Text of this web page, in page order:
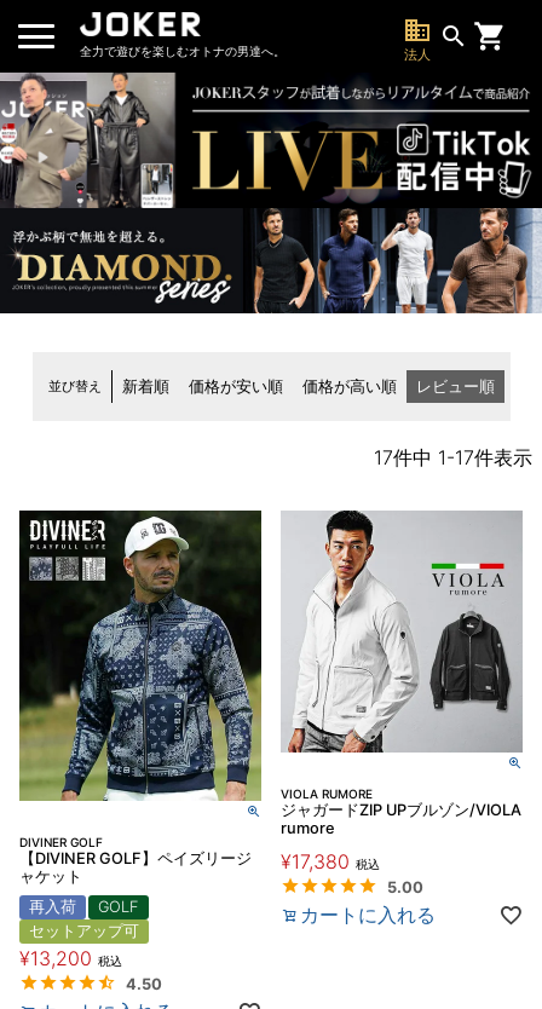
全力で遊びを楽しむオトナの男達へ。
business
法人
search
並び替え 新着順 価格が安い順 価格が高い順 レビュー順
17件中 1-17件表示
DIVINER GOLF
【DIVINER GOLF】ペイズリージ
ャケット
再入荷
GOLF
セットアップ可
¥13,200 税込
4.50
VIOLA RUMORE
ジャガードZIP UPブルゾン/VIOLA
rumore
¥17,380 税込
5.00
カートに入れる